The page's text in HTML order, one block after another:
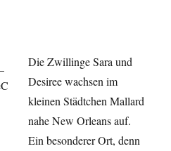
Die Zwillinge Sara und
Desiree wachsen im
kleinen Städtchen Mallard
nahe New Orleans auf.
Ein besonderer Ort, denn